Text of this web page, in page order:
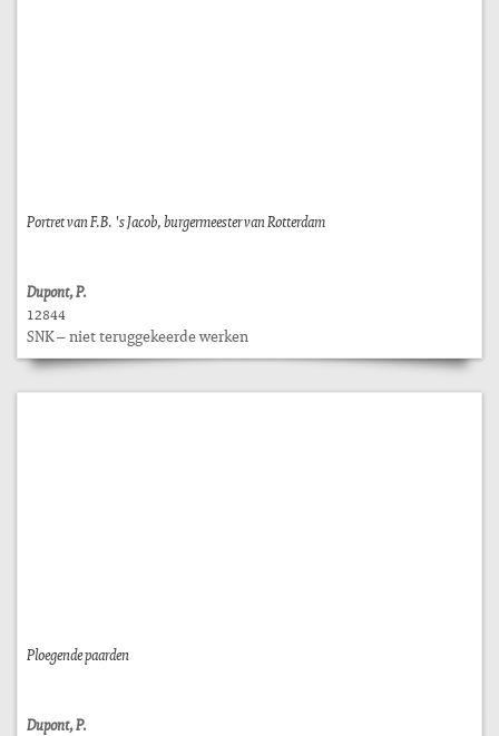
Portret van F.B. 's Jacob, burgermeester van Rotterdam
Dupont, P.
12844
SNK – niet teruggekeerde werken
Ploegende paarden
Dupont, P.